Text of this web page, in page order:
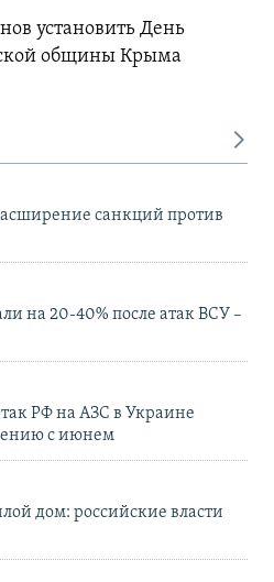
установить День
общины Крыма
санкций против
на 20-40% после атак ВСУ –
РФ на АЗС в Украине
с июнем
дом: российские власти